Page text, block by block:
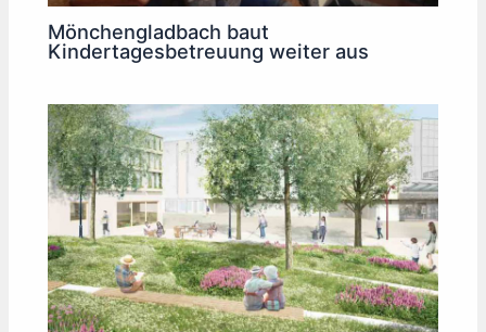
Mönchengladbach baut
Kindertagesbetreuung weiter aus